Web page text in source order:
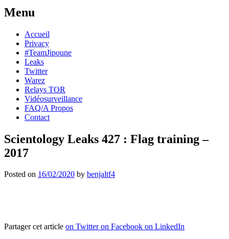
Menu
Skip
content
Accueil
Privacy
#TeamJipoune
Leaks
Twitter
Warez
Relays TOR
Vidéosurveillance
FAQ/A Propos
Contact
Scientology Leaks 427 : Flag training –
2017
Posted on 16/02/2020 by benjaltf4
Partager cet article on Twitter on Facebook on LinkedIn